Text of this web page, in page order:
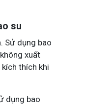
su
Sử dụng bao
xuất
thích khi
dụng bao